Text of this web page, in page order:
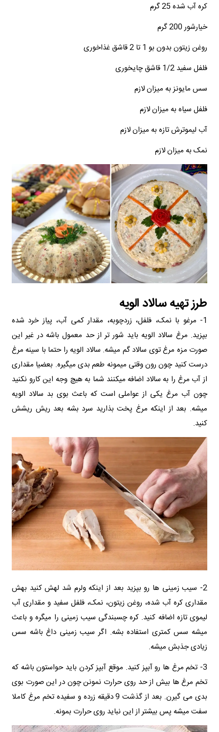
کره آب شده 25 گرم
خیارشور 200 گرم
روغن زیتون بدون بو 1 تا 2 قاشق غذاخوری
فلفل سفید 1/2 قاشق چایخوری
سس مایونز به میزان لازم
فلفل سیاه به میزان لازم
آب لیموترش تازه به میزان لازم
نمک به میزان لازم
طرز تهیه سالاد الویه
1- مرغو با نمک، فلفل، زردچوبه، مقدار کمی آب، پیاز خرد شده
بپزید. مرغ سالاد الویه باید شور تر از حد معمول باشه در غیر این
صورت مزه مرغ توی سالاد گم میشه. سالاد الویه را حتما با سینه مرغ
درست کنید چون رون وقتی میمونه طعم بدی میگیره. بعضیا مقداری
از آب مرغ را به سالاد اضافه میکنند شما به هیچ وجه این کارو نکنید
چون آب مرغ یکی از عواملی است که باعث بوی بد سالاد الویه
میشه. بعد از اینکه مرغ پخت بذارید سرد بشه بعد ریش ریشش
کنید.
2- سیب زمینی ها رو بپزید بعد از اینکه ولرم شد لهش کنید بهش
مقداری کره آب شده، روغن زیتون، نمک، فلفل سفید و مقداری آب
لیموی تازه اضافه کنید. کره چسبندگی سیب زمینی را میگره و باعث
میشه سس کمتری استفاده بشه. اگر سیب زمینی داغ باشه سس
زیادی جذبش میشه.
3- تخم مرغ ها رو آبپز کنید. موقع آبپز کردن باید حواستون باشه که
تخم مرغ ها بیش از حد روی حرارت نمونن چون در این صورت بوی
بدی می گیرن. بعد از گذشت 9 دقیقه زرده و سفیده تخم مرغ کاملا
سفت میشه پس بیشتر از این نباید روی حرارت بمونه.